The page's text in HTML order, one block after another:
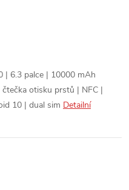
| 6.3 palce | 10000 mAh
otisku prstů | NFC |
10 | dual sim Detailní